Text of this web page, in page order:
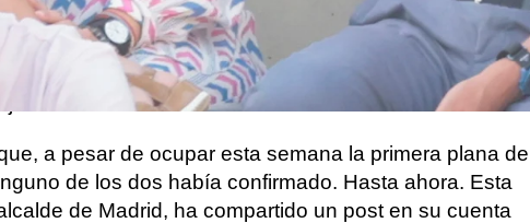
se ha confirmado que sellarán su amor en el altar el
abril , concretamente con una ceremonia religiosaen
de la capital yuna posterior fiesta en la finca
joven.
a pesar de ocupar esta semana la primera plana de
de los dos había confirmado. Hasta ahora. Esta
de Madrid, ha compartido un post en su cuenta